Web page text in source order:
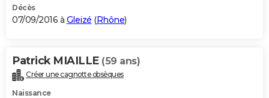
Décès
07/09/2016 à Gleizé (Rhône)
Patrick MIAILLE (59 ans)
Créer une cagnotte obsèques
Naissance